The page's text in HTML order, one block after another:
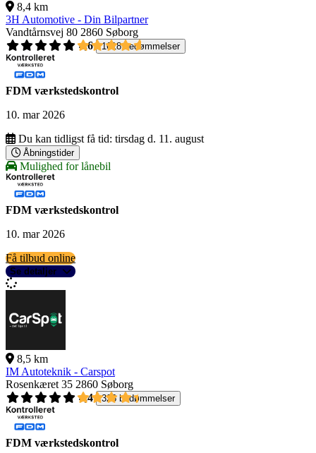
8,4 km
3H Automotive - Din Bilpartner
Vandtårnsvej 80 2860 Søborg
4,6
1618 bedømmelser
FDM værkstedskontrol
10. mar 2026
Du kan tidligst få tid: tirsdag d. 11. august
Åbningstider
Mulighed for lånebil
FDM værkstedskontrol
10. mar 2026
Få tilbud online
Se detaljer
8,5 km
IM Autoteknik - Carspot
Rosenkæret 35 2860 Søborg
4,4
326 bedømmelser
FDM værkstedskontrol